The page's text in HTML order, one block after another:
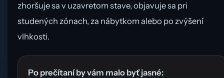
zhoršuje sa v uzavretom stave, objavuje sa pri
studených zónach, za nábytkom alebo po zvýšení
vlhkosti.
Po prečítaní by vám malo byť jasné: